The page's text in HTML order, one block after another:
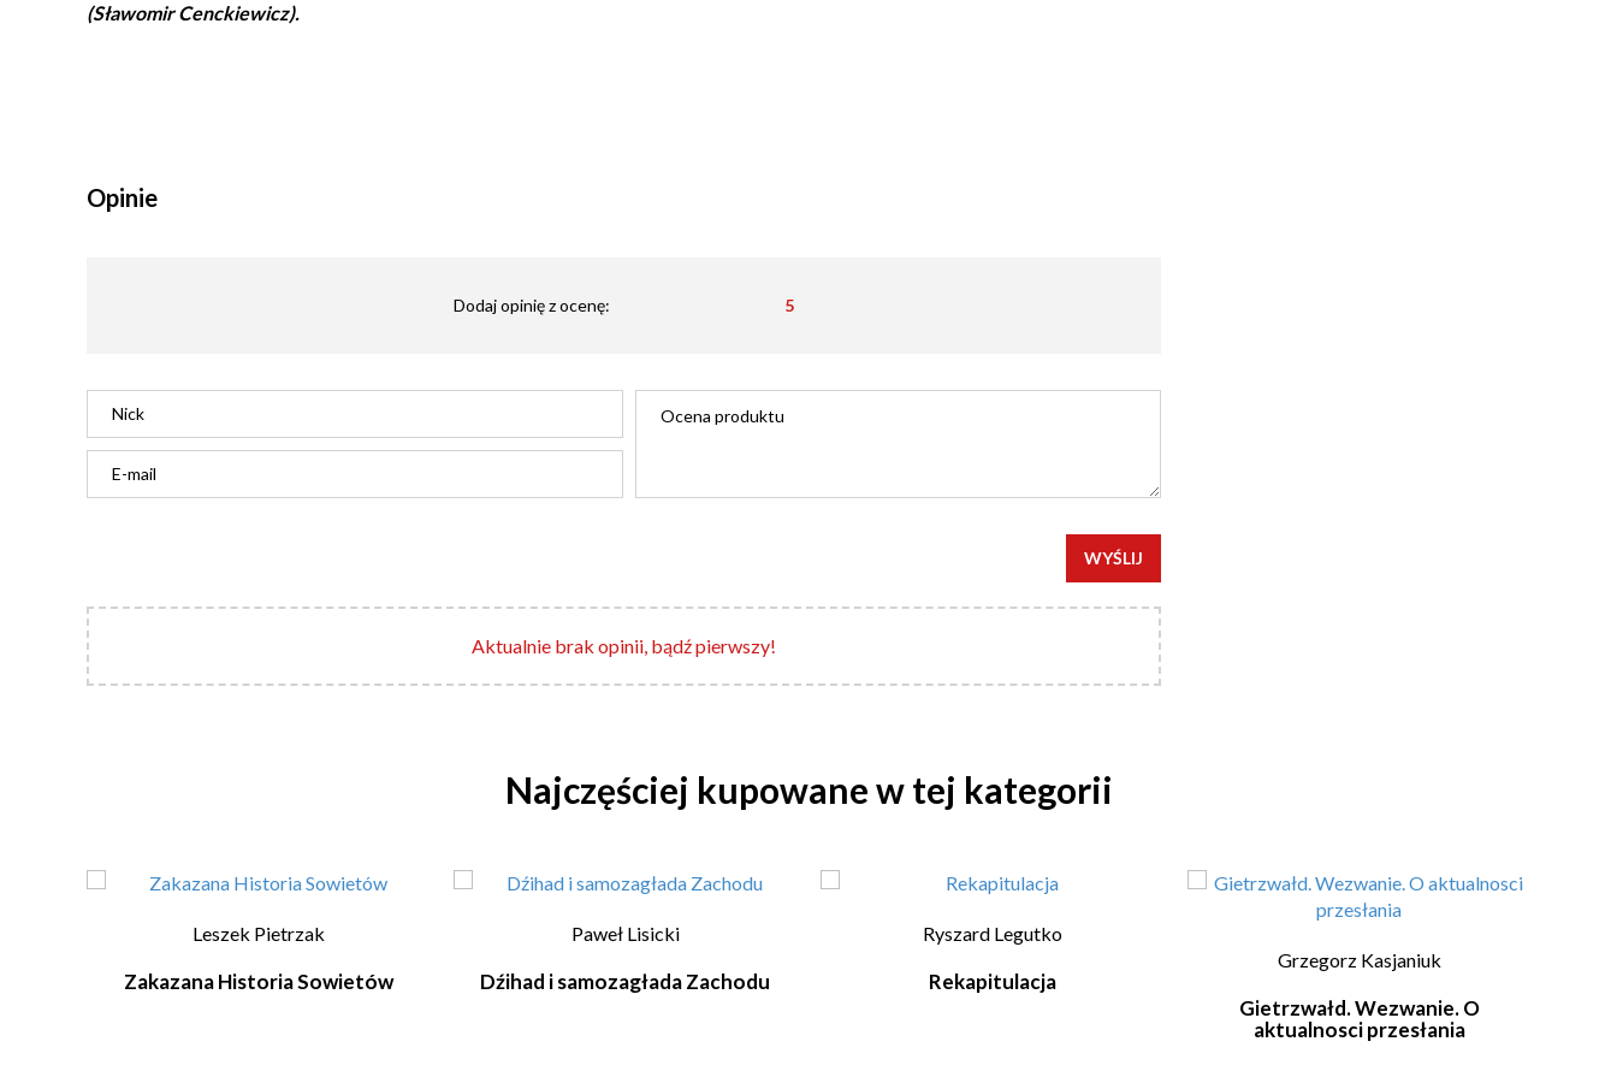
(Sławomir Cenckiewicz).
Opinie
Dodaj opinię z ocenę: 5
WYŚLIJ
Aktualnie brak opinii, bądź pierwszy!
Najczęściej kupowane w tej kategorii
Leszek Pietrzak
Zakazana Historia Sowietów
Paweł Lisicki
Dźihad i samozagłada Zachodu
Ryszard Legutko
Rekapitulacja
Grzegorz Kasjaniuk
Gietrzwałd. Wezwanie. O
aktualnosci przesłania